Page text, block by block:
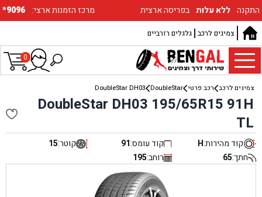
*9096 :מרכז הזמנות ארצי התקנה ללא עלות בפריסה ארצית
גלגלים רזרביים צמיגים לרכב
0
צמיגים לרכב רכב פרטי DoubleStar
DoubleStar DH03
DoubleStar DH03 195/65R15 91H
TL
קוד מהירות:H קוד עומס:91 קוטר:15
חתך:65 רוחב:195